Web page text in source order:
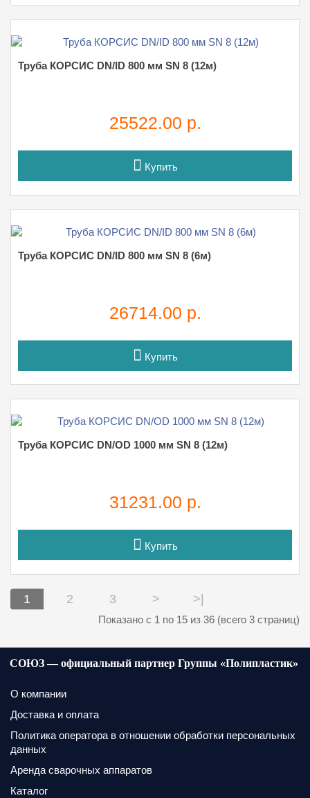
Труба КОРСИС DN/ID 800 мм SN 8 (12м)
25522.00 р.
Купить
Труба КОРСИС DN/ID 800 мм SN 8 (6м)
26714.00 р.
Купить
Труба КОРСИС DN/OD 1000 мм SN 8 (12м)
31231.00 р.
Купить
1 2 3 > >|
Показано с 1 по 15 из 36 (всего 3 страниц)
СОЮЗ — официальный партнер Группы «Полипластик»
О компании
Доставка и оплата
Политика оператора в отношении обработки персональных
данных
Аренда сварочных аппаратов
Каталог